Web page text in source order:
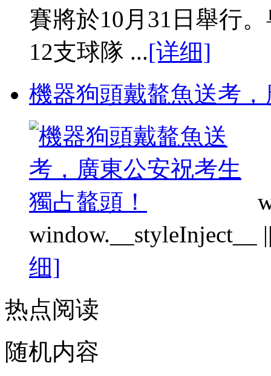
賽將於10月31日舉行
12支球隊 ...[详细]
機器狗頭戴鼇魚送考
window.__styleInject__
细]
热点阅读
随机内容